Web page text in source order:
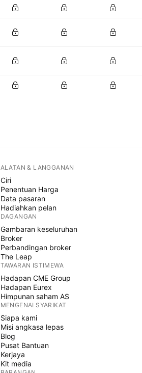
ALATAN & LANGGANAN
Ciri
Penentuan Harga
Data pasaran
Hadiahkan pelan
DAGANGAN
Gambaran keseluruhan
Broker
Perbandingan broker
The Leap
TAWARAN ISTIMEWA
Hadapan CME Group
Hadapan Eurex
Himpunan saham AS
MENGENAI SYARIKAT
Siapa kami
Misi angkasa lepas
Blog
Pusat Bantuan
Kerjaya
Kit media